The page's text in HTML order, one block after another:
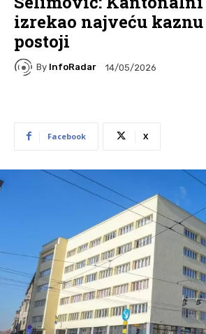
izrekao najveću
postoji
By InfoRadar 14/05/2026
Facebook X